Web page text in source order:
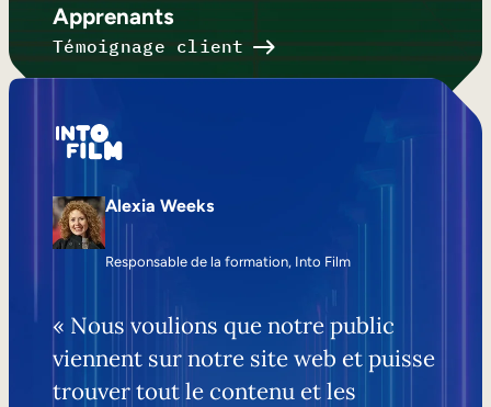
Apprenants
Témoignage client
Alexia Weeks
Responsable de la formation, Into Film
« Nous voulions que notre public
viennent sur notre site web et puisse
trouver tout le contenu et les